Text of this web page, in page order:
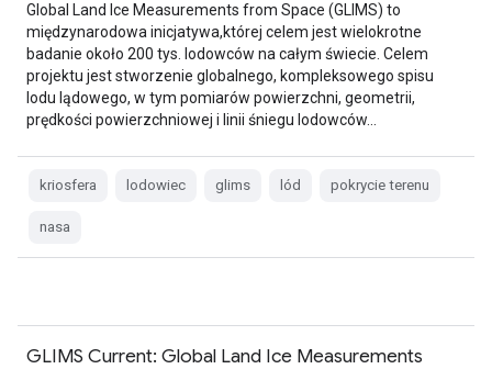
Global Land Ice Measurements from Space (GLIMS) to
międzynarodowa inicjatywa,której celem jest wielokrotne
badanie około 200 tys. lodowców na całym świecie. Celem
projektu jest stworzenie globalnego, kompleksowego spisu
lodu lądowego, w tym pomiarów powierzchni, geometrii,
prędkości powierzchniowej i linii śniegu lodowców…
kriosfera lodowiec glims lód pokrycie terenu
nasa
GLIMS Current: Global Land Ice Measurements